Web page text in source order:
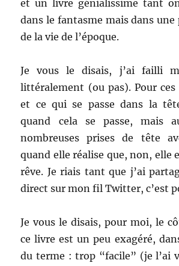
et un livre génialissime tant
dans le fantasme mais dans
de la vie de l’époque.
Je vous le disais, j’ai failli
littéralement (ou pas). Pour ces
et ce qui se passe dans la
quand cela se passe, mais
nombreuses prises de tête
quand elle réalise que, non, elle
rêve. Je riais tant que j’ai
direct sur mon fil Twitter, c’est
Je vous le disais, pour moi, le
ce livre est un peu exagéré,
du terme : trop “facile” (je l’ai